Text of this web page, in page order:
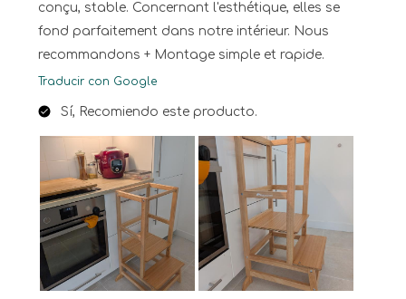
conçu, stable. Concernant l'esthétique, elles se
fond parfaitement dans notre intérieur. Nous
recommandons + Montage simple et rapide.
Traducir con Google
Sí, Recomiendo este producto.